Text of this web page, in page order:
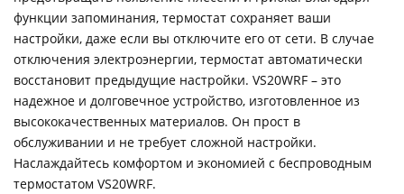
функции запоминания, термостат сохраняет ваши
настройки, даже если вы отключите его от сети. В случае
отключения электроэнергии, термостат автоматически
восстановит предыдущие настройки. VS20WRF – это
надежное и долговечное устройство, изготовленное из
высококачественных материалов. Он прост в
обслуживании и не требует сложной настройки.
Наслаждайтесь комфортом и экономией с беспроводным
термостатом VS20WRF.